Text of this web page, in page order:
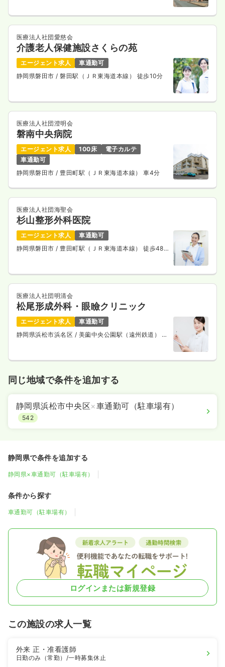
医療法人社団愛慈会
介護老人保健施設さくらの苑
エージェント求人
車通勤可
静岡県磐田市/ 磐田駅（ＪＲ東海道本線） 徒歩10分
医療法人社団澄明会
磐南中央病院
エージェント求人 100床
電子カルテ
車通勤可
静岡県磐田市 / 豊田町駅（ＪＲ東海道本線） 車4分
医療法人社団海聖会
杉山整形外科医院
エージェント求人
車通勤可
静岡県磐田市/ 豊田町駅（ＪＲ東海道本線） 徒歩48
医療法人社団明清会
松尾形成外科・眼瞼クリニック
エージェント求人
車通勤可
静岡県浜松市浜名区 / 美薗中央公園駅（遠州鉄道） 徒
同じ地域で条件を追加する
静岡県浜松市中央区×車通勤可（駐車場有）
542
静岡県で条件を追加する
静岡県×車通勤可（駐車場有）
条件から探す
車通勤可（駐車場有）
ログインまたは新規登録
この施設の求人一覧
外来正・准看護師
日勤のみ（常勤） /一時募集休止